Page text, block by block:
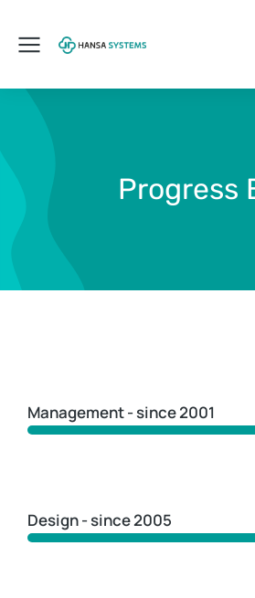
Progress
Management - since 2001
Design - since 2005